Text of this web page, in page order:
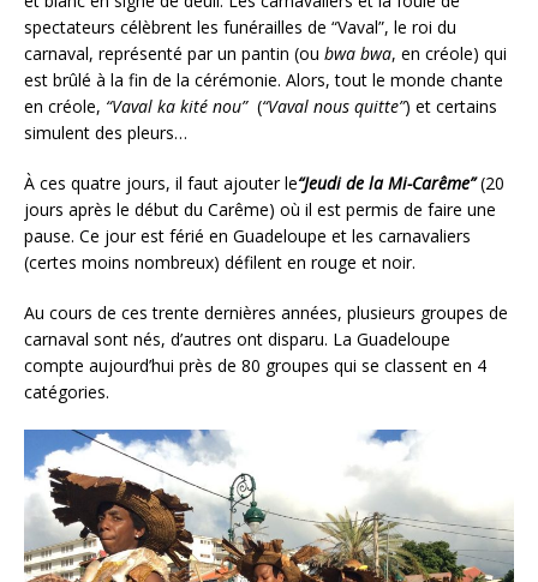
spectateurs célèbrent les funérailles de “Vaval”, le roi du
carnaval, représenté par un pantin (ou bwa bwa, en créole) qui
est brûlé à la fin de la cérémonie. Alors, tout le monde chante
en créole, “Vaval ka kité nou” (“Vaval nous quitte”) et certains
simulent des pleurs…
À ces quatre jours, il faut ajouter le“Jeudi de la Mi-Carême”(20
jours après le début du Carême) où il est permis de faire une
pause. Ce jour est férié en Guadeloupe et les carnavaliers
(certes moins nombreux) défilent en rouge et noir.
Au cours de ces trente dernières années, plusieurs groupes de
carnaval sont nés, d’autres ont disparu. La Guadeloupe
compte aujourd’hui près de 80 groupes qui se classent en 4
catégories.